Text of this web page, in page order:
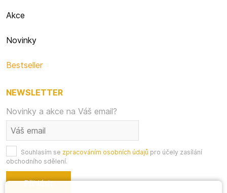
Akce
Novinky
Bestseller
NEWSLETTER
Novinky a akce na Váš email?
Souhlasím se zpracováním osobních údajů pro účely zasílání
obchodního sdělení.